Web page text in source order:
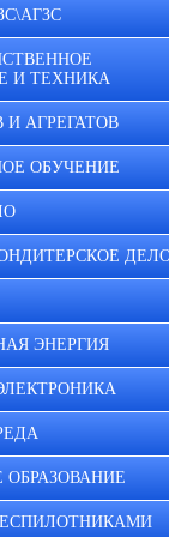
И ТЕХНИКА
И АГРЕГАТОВ
ОБУЧЕНИЕ
ЭНЕРГИЯ